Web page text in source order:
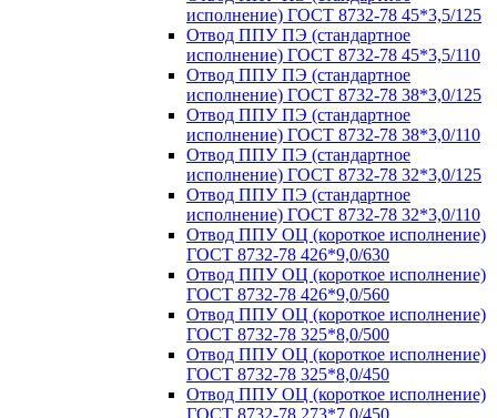
исполнение) ГОСТ 8732-78 45*3,5/125
Отвод ППУ ПЭ (стандартное
исполнение) ГОСТ 8732-78 45*3,5/110
Отвод ППУ ПЭ (стандартное
исполнение) ГОСТ 8732-78 38*3,0/125
Отвод ППУ ПЭ (стандартное
исполнение) ГОСТ 8732-78 38*3,0/110
Отвод ППУ ПЭ (стандартное
исполнение) ГОСТ 8732-78 32*3,0/125
Отвод ППУ ПЭ (стандартное
исполнение) ГОСТ 8732-78 32*3,0/110
Отвод ППУ ОЦ (короткое исполнение)
ГОСТ 8732-78 426*9,0/630
Отвод ППУ ОЦ (короткое исполнение)
ГОСТ 8732-78 426*9,0/560
Отвод ППУ ОЦ (короткое исполнение)
ГОСТ 8732-78 325*8,0/500
Отвод ППУ ОЦ (короткое исполнение)
ГОСТ 8732-78 325*8,0/450
Отвод ППУ ОЦ (короткое исполнение)
ГОСТ 8732-78 273*7,0/450